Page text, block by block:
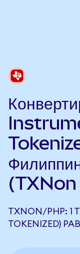
(TXNon
TXNON/PHP: 1
TOKENIZED)